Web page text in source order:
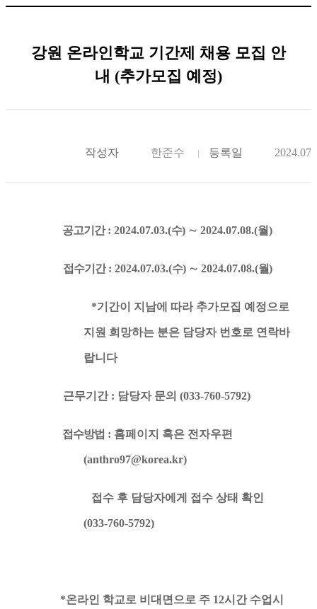
강원 온라인학교 기간제 채용 모집 안
내 (추가모집 예정)
작성자 한준수 등록일
공고기간: 2024.07.03.(수) ∼2024.07.08.(월)
접수기간: 2024.07.03.(수) ∼ 2024.07.08.(월)
*기간이 지남에 따라 추가모집 예정으로
지원 희망하는 분은 담당자 번호로 연락바
랍니다
근무기간 : 담당자 문의 (033-760-5792)
접수방법 : 홈페이지 혹은 전자우편
(anthro97@korea.kr)
접수 후 담당자에게 접수 상태 확인
(033-760-5792)
*온라인 학교로 비대면으로 주 12시간 수업시